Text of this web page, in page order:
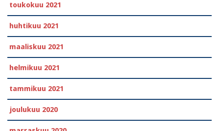
toukokuu 2021
huhtikuu 2021
maaliskuu 2021
helmikuu 2021
tammikuu 2021
joulukuu 2020